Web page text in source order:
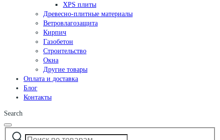
XPS плиты
Древесно-плитные материалы
Ветровлагозащита
Кирпич
Газобетон
Строительство
Окна
Другие товары
Оплата и доставка
Блог
Контакты
Search
Искать: